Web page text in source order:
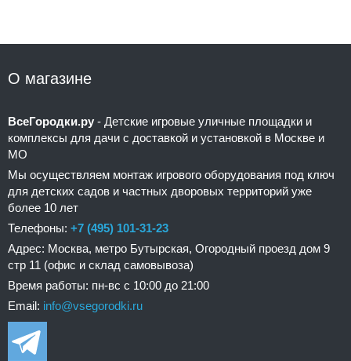
О магазине
ВсеГородки.ру - Детские игровые уличные площадки и
комплексы для дачи с доставкой и установкой в Москве и
МО
Мы осуществляем монтаж игрового оборудования под ключ
для детских садов и частных дворовых территорий уже
более 10 лет
Телефоны: +7 (495) 101-31-23
Адрес: Москва, метро Бутырская, Огородный проезд дом 9
стр 11 (офис и склад самовывоза)
Время работы: пн-вс с 10:00 до 21:00
Email: info@vsegorodki.ru